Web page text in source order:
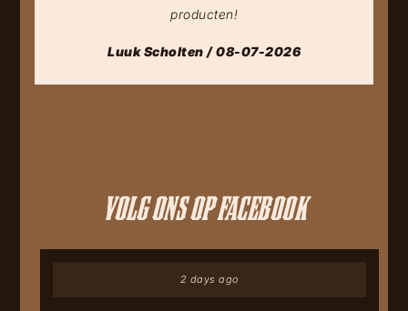
producten!
Luuk Scholten / 08-07-2026
VOLG ONS OP FACEBOOK
2 days ago